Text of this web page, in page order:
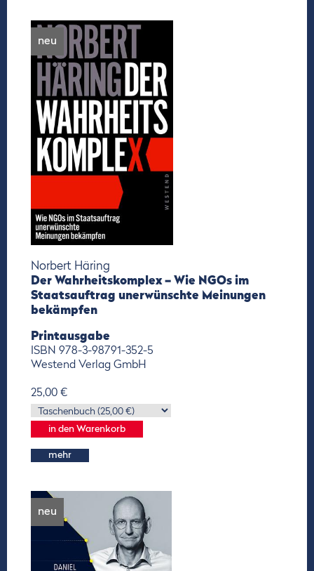
neu
Norbert Häring
Der Wahrheitskomplex – Wie NGOs im
Staatsauftrag unerwünschte Meinungen
bekämpfen
Printausgabe
ISBN 978-3-98791-352-5
Westend Verlag GmbH
25,00 €
mehr
neu